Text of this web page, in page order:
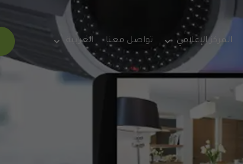
المركز الإعلامي تواصل معنا العربية